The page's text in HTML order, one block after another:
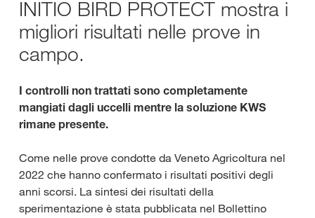
INITIO BIRD PROTECT mostra i
migliori risultati nelle prove in
campo.
I controlli non trattati sono completamente
mangiati dagli uccelli mentre la soluzione KWS
rimane presente.
Come nelle prove condotte da Veneto Agricoltura nel
2022 che hanno confermato i risultati positivi degli
anni scorsi. La sintesi dei risultati della
sperimentazione è stata pubblicata nel Bollettino